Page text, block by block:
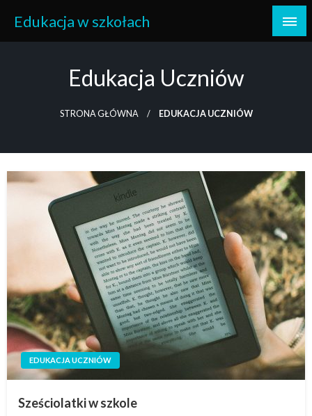
content
Edukacja w szkołach
Edukacja Uczniów
STRONA GŁÓWNA EDUKACJA UCZNIÓW
EDUKACJA UCZNIÓW
Sześciolatki w szkole